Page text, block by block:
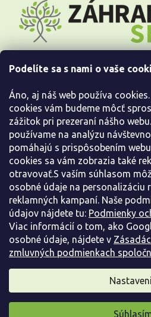
Podelíte sa s nami o vaše
Áno, aj náš web používa
cookies vám budeme môcť
zážitok pri prezeraní nášho
používame na analýzu
pomáhajú s prispôsobením
cookies sa vám zobrazia také
otravovať.S vaším súhlasom
osobné údaje na personalizáciu
reklamných kampaní. Naše
údajov nájdete tu: Podmienky
Viac informácií o tom, ako
osobné údaje, nájdete v
zmluvných podmienkach
t
Informácie pre Vás
Kontaktujte nás
Záhradníctvo